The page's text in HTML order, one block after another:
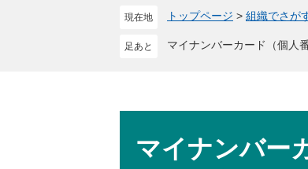
現在地 トップページ > 組織でさが
マイナンバーカード（個人
マイナンバー